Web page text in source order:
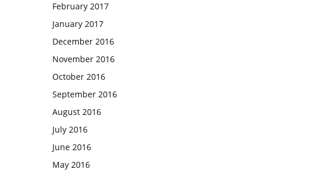
February 2017
January 2017
December 2016
November 2016
October 2016
September 2016
August 2016
July 2016
June 2016
May 2016